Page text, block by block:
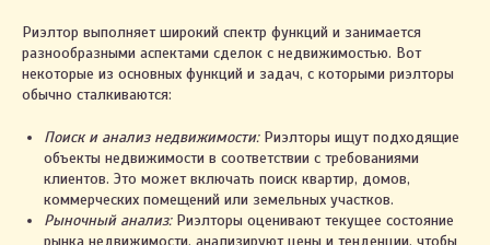
Риэлтор выполняет широкий спектр функций и занимается
разнообразными аспектами сделок с недвижимостью. Вот
некоторые из основных функций и задач, с которыми риэлторы
обычно сталкиваются:
Поиск и анализ недвижимости: Риэлторы ищут подходящие
объекты недвижимости в соответствии с требованиями
клиентов. Это может включать поиск квартир, домов,
коммерческих помещений или земельных участков.
Рыночный анализ: Риэлторы оценивают текущее состояние
рынка недвижимости, анализируют цены и тенденции, чтобы